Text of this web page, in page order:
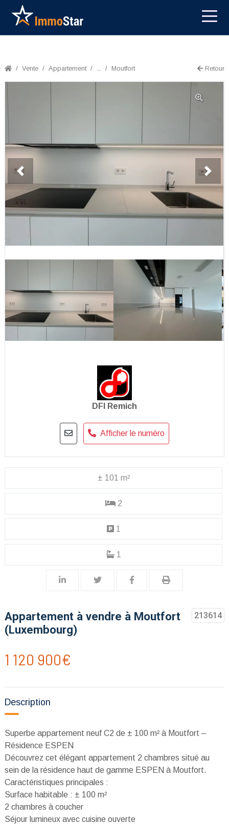
Vente Appartement ... Moutfort Retour
Previous Next
DFI Remich
Afficher le numéro
± 101 m²
2
1
1
Appartement à vendre à Moutfort
(Luxembourg)
213614
1 120 900€
Description
Superbe appartement neuf C2 de ± 100 m² à Moutfort –
Résidence ESPEN
Découvrez cet élégant appartement 2 chambres situé au
sein de la résidence haut de gamme ESPEN à Moutfort.
Caractéristiques principales :
Surface habitable : ± 100 m²
2 chambres à coucher
Séjour lumineux avec cuisine ouverte